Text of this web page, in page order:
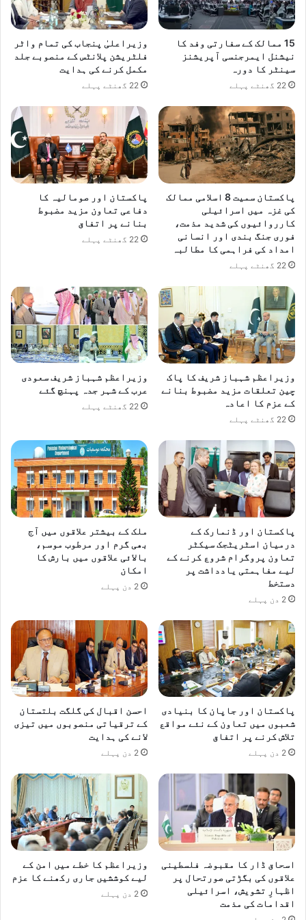
آ
ب
د
ک
ا
ش
ت
ر
ا
ک
س
ڈ
س
ٹ
ر
ک
ہ
ی
ڈ
ک
و
ا
ر
ٹ
ر
ہ
پ
ت
ا
ل
ج
ہ
آ
ا
م
ی
ں
ا
ف
ط
ا
ر
ی
ک
خ
ی
ہ
ت
م
ا
15 ممالک کے سفارتی وفد کا
نیشنل ایمرجنسی آپریشنز
سینٹر کا دورہ
22 گھنٹے پہلے
وزیراعلیٰ پنجاب کی تمام واٹر
فلٹریشن پلانٹس کے منصوبے جلد
مکمل کرنے کی ہدایت
22 گھنٹے پہلے
پاکستان سمیت 8 اسلامی ممالک
کی غزہ میں اسرائیلی
کارروائیوں کی شدید مذمت،
فوری جنگ بندی اور انسانی
امداد کی فراہمی کا مطالبہ
22 گھنٹے پہلے
پاکستان اور صومالیہ کا
دفاعی تعاون مزید مضبوط
بنانے پر اتفاق
22 گھنٹے پہلے
وزیراعظم شہباز شریف کا پاک
چین تعلقات مزید مضبوط بنانے
کے عزم کا اعادہ
22 گھنٹے پہلے
وزیراعظم شہباز شریف سعودی
عرب کے شہر جدہ پہنچ گئے
22 گھنٹے پہلے
پاکستان اور ڈنمارک کے
درمیان اسٹریٹجک سیکٹر
تعاون پروگرام شروع کرنے کے
لیے مفاہمتی یادداشت پر
دستخط
2 دن پہلے
ملک کے بیشتر علاقوں میں آج
بھی گرم اور مرطوب موسم،
بالائی علاقوں میں بارش کا
امکان
2 دن پہلے
پاکستان اور جاپان کا بنیادی
شعبوں میں تعاون کے نئے مواقع
تلاش کرنے پر اتفاق
2 دن پہلے
احسن اقبال کی گلگت بلتستان
کے ترقیاتی منصوبوں میں تیزی
لانے کی ہدایت
2 دن پہلے
اسحاق ڈار کا مقبوضہ فلسطینی
علاقوں کی بگڑتی صورتحال پر
اظہارِ تشویش، اسرائیلی
اقدامات کی مذمت
وزیراعظم کا خطے میں امن کے
لیے کوششیں جاری رکھنے کا عزم
2 دن پہلے